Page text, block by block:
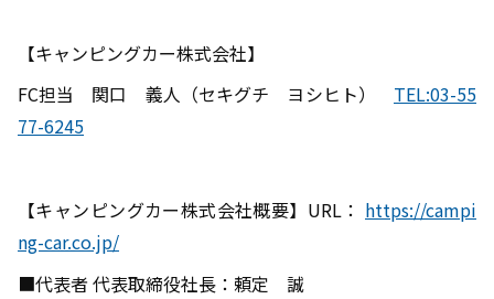
【キャンピングカー株式会社】
FC担当 関口 義人（セキグチ ヨシヒト） TEL:03-55
77-6245
【キャンピングカー株式会社概要】URL： https://campi
ng-car.co.jp/
■代表者 代表取締役社長：頼定 誠